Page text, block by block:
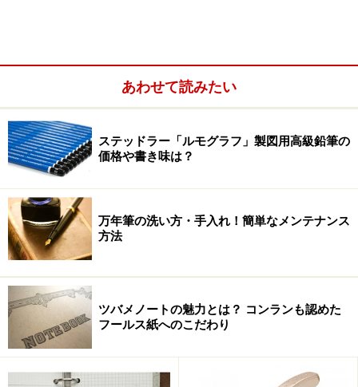
あわせて読みたい
ステッドラー「ルモグラフ」製図用高級鉛筆の
価格や書き味は？
万年筆の洗い方・手入れ！簡単なメンテナンス
方法
ツバメノートの魅力とは？ コンランも認めた
フールス紙へのこだわり